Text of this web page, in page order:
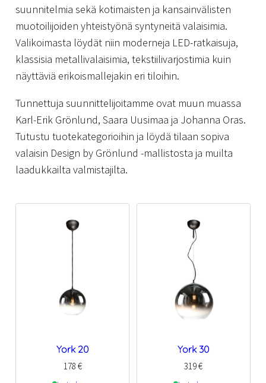
suunnitelmia sekä kotimaisten ja kansainvälisten
muotoilijoiden yhteistyönä syntyneitä valaisimia.
Valikoimasta löydät niin moderneja LED-ratkaisuja,
klassisia metallivalaisimia, tekstiilivarjostimia kuin
näyttäviä erikoismallejakin eri tiloihin.
Tunnettuja suunnittelijoitamme ovat muun muassa
Karl-Erik Grönlund, Saara Uusimaa ja Johanna Oras.
Tutustu tuotekategorioihin ja löydä tilaan sopiva
valaisin Design by Grönlund -mallistosta ja muilta
laadukkailta valmistajilta.
York 20
178 €
York 30
319€